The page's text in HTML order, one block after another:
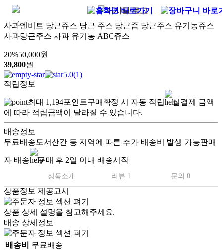
사과엔비트 당근쥬스 당근 주스 당근즙 당근주스 유기농쥬스
사과당근주스 사과 유기농 ABC쥬스
20%50,000원
39,800원
5.0(1)
적립정보
최대 1,194포인트구매확정 시 자동 적립
실결제 금액
에 따라 적립금액이 달라질 수 있습니다.
배송정보
무료배송도서산간 등 지역에 따른 추가 배송비 발생 가능판매
자 배송 구매 후 2일 이내 배송시작
상품소개 리뷰 1 문의 0
상품정보 제공고시
상품 상세 설명을 참고해주세요.
배송 상세정보
배송비
무료배송